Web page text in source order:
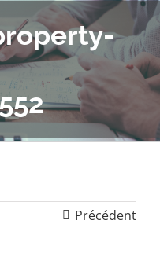
Précédent